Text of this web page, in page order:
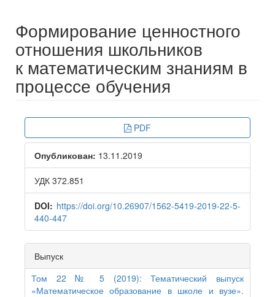
Формирование ценностного
отношения школьников
к математическим знаниям в
процессе обучения
Article
Sidebar
PDF
Опубликован: 13.11.2019
УДК 372.851
DOI: https://doi.org/10.26907/1562-5419-2019-22-5-
440-447
Выпуск
Том 22 № 5 (2019): Тематический выпуск
«Математическое образование в школе и вузе».